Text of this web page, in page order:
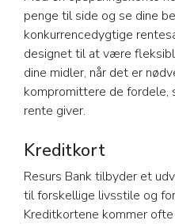
penge til side og se dine
konkurrencedygtige
designet til at være
dine midler, når det er
kompromittere de fordele,
rente giver.
Kreditkort
Resurs Bank tilbyder et
til forskellige livsstile og
Kreditkortene kommer